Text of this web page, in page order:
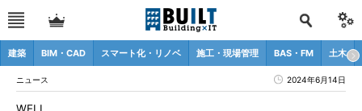
建築 BIM・CAD スマート化・リノベ 施工・現場管理 BAS・FM 土木
ニュース 2024年6月14日